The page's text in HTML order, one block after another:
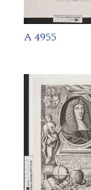
A 4955